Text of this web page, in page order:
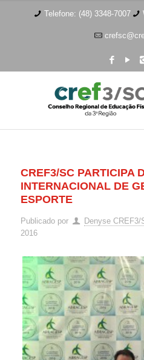
Telefone: (48) 3348-7007
CREF3/SC PARTICIPA
INTERNACIONAL DE
ESPORTE
Publicado por Denyse CREF3/
2016